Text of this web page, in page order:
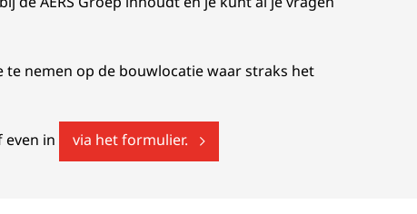
te nemen op de bouwlocatie waar straks het
even in via het formulier.